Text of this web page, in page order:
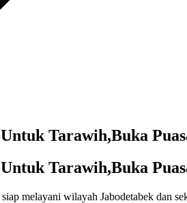
Tarawih,Buka
Tarawih,Buka
melayani wilayah Jabodetabek dan